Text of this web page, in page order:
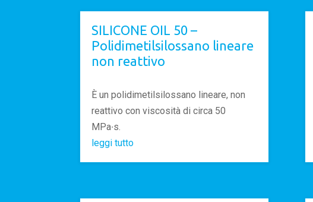
SILICONE OIL 50 –
Polidimetilsilossano lineare
non reattivo
È un polidimetilsilossano lineare, non
reattivo con viscosità di circa 50
MPa∙s.
leggi tutto